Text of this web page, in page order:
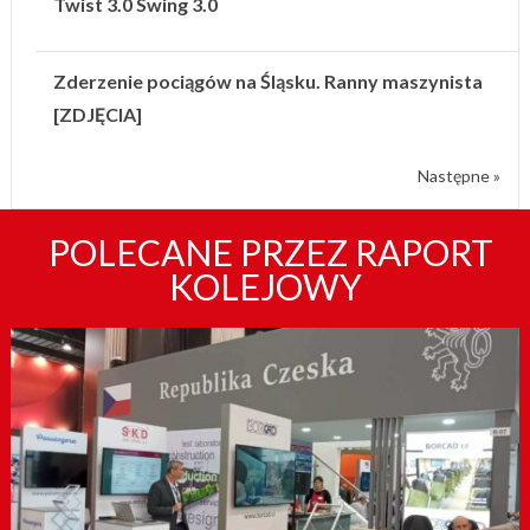
Zderzenie pociągów na Śląsku. Ranny maszynista
[ZDJĘCIA]
Następne »
POLECANE PRZEZ RAPORT
KOLEJOWY